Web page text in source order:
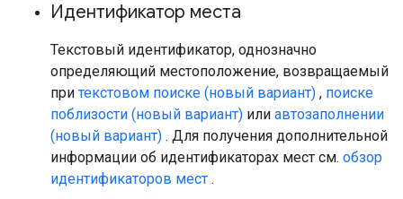
Идентификатор места
Текстовый идентификатор, однозначно
определяющий местоположение, возвращаемый
при текстовом поиске (новый вариант) , поиске
поблизости (новый вариант) или автозаполнении
(новый вариант) . Для получения дополнительной
информации об идентификаторах мест см. обзор
идентификаторов мест .